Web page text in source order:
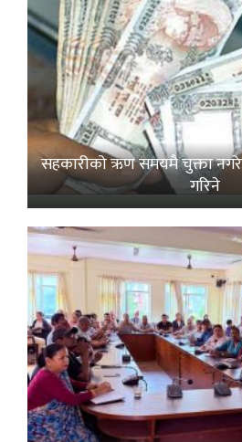
सहकारीको ऋण समयमै चुक्ता नगरे
गरिने